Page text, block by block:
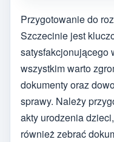
Przygotowanie do
Szczecinie jest
satysfakcjonującego
wszystkim warto
dokumenty oraz
sprawy. Należy
akty urodzenia
również zebrać